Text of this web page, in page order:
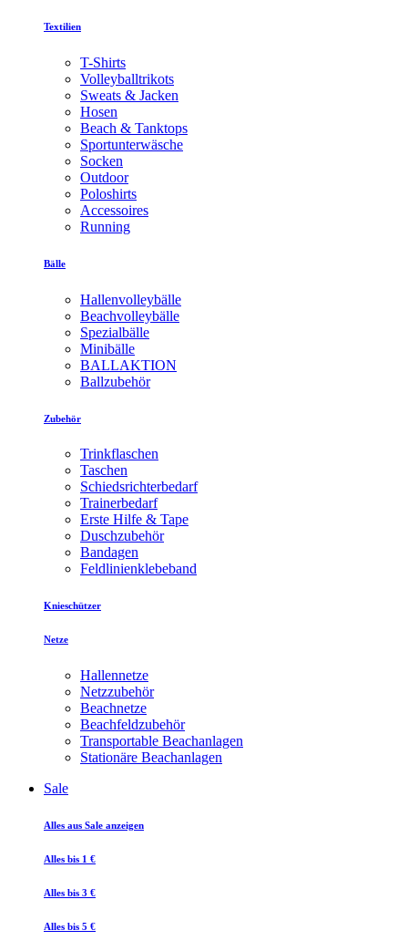
Textilien
T-Shirts
Volleyballtrikots
Sweats & Jacken
Hosen
Beach & Tanktops
Sportunterwäsche
Socken
Outdoor
Poloshirts
Accessoires
Running
Bälle
Hallenvolleybälle
Beachvolleybälle
Spezialbälle
Minibälle
BALLAKTION
Ballzubehör
Zubehör
Trinkflaschen
Taschen
Schiedsrichterbedarf
Trainerbedarf
Erste Hilfe & Tape
Duschzubehör
Bandagen
Feldlinienklebeband
Knieschützer
Netze
Hallennetze
Netzzubehör
Beachnetze
Beachfeldzubehör
Transportable Beachanlagen
Stationäre Beachanlagen
Sale
Alles aus Sale anzeigen
Alles bis 1 €
Alles bis 3 €
Alles bis 5 €